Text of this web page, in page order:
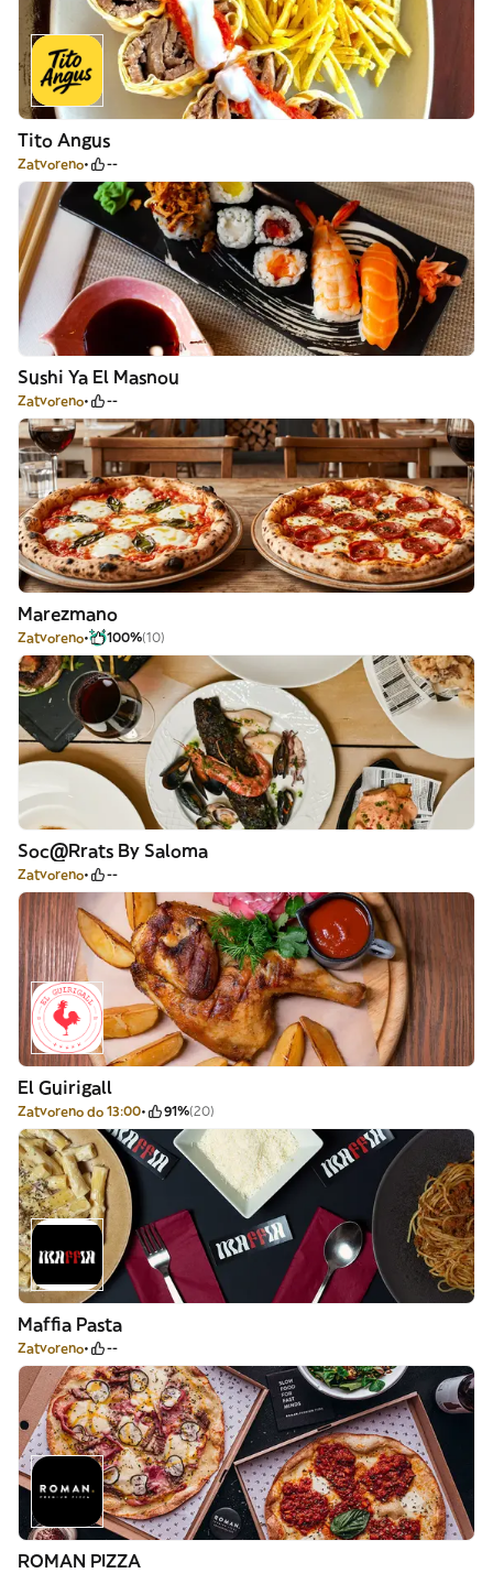
Tito Angus
Zatvoreno --
Sushi Ya El Masnou
Zatvoreno --
Marezmano
Zatvoreno 100%(10)
Soc@Rrats By Saloma
Zatvoreno --
El Guirigall
Zatvoreno do 13:00 91%(20)
Maffia Pasta
Zatvoreno --
ROMAN PIZZA